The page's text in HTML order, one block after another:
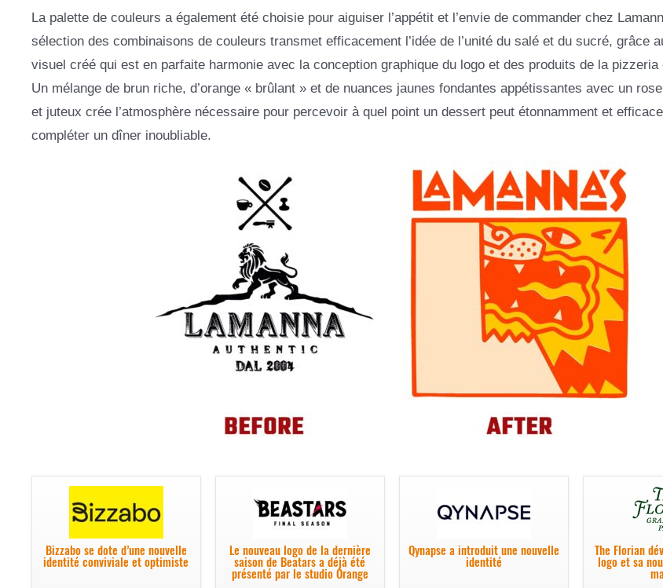
La palette de couleurs a également été choisie pour aiguiser l’appétit et l’envie de commander chez
sélection des combinaisons de couleurs transmet efficacement l’idée de l’unité du salé et du sucré, grâce
visuel créé qui est en parfaite harmonie avec la conception graphique du logo et des produits de la pizzeria
Un mélange de brun riche, d’orange « brûlant » et de nuances jaunes fondantes appétissantes avec un
et juteux crée l’atmosphère nécessaire pour percevoir à quel point un dessert peut étonnamment et
compléter un dîner inoubliable.
Bizzabo se dote d’une nouvelle
identité conviviale et optimiste
Le nouveau logo de la dernière
saison de Beatars a déjà été
présenté par le studio Orange
Qynapse a introduit une nouvelle
identité
The Florian
logo et sa